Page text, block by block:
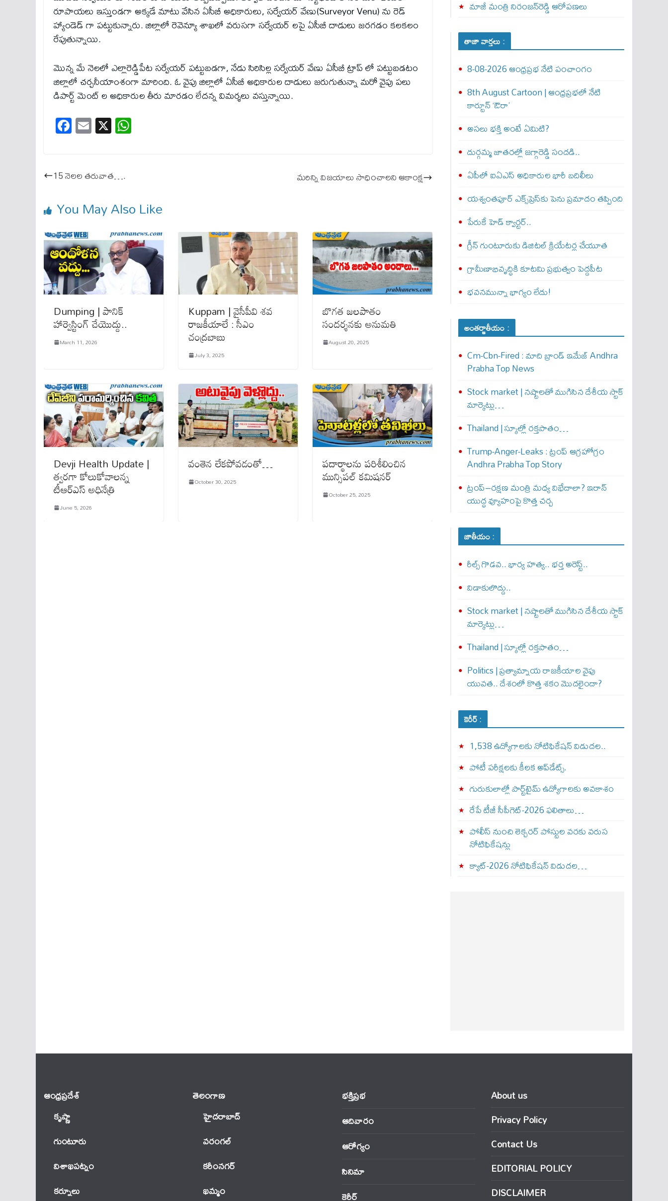
రూపాయలు ఇస్తుండగా అక్కడే మాటు వేసిన ఏసీబీ అధికారులు, సర్వేయర్ వేణు(Surveyor Venu) ను రెడ్
హ్యాండెడ్ గా పట్టుకున్నారు. జిల్లాలో రెవెన్యూ శాఖలో వరుసగా సర్వేయర్ లపై ఏసీబీ దాడులు జరగడం కలకలం
రేపుతున్నాయి.
మొన్న మే నెలలో ఎల్లారెడ్డిపేట సర్వేయర్ పట్టుబడగా, నేడు సిరిసిల్ల సర్వేయర్ వేణు ఏసీబీ ట్రాప్ లో పట్టుబ‌డటం
జిల్లాలో చర్చనీయాంశంగా మారింది. ఓ వైపు జిల్లాలో ఏసీబీ అధికారుల దాడులు జరుగుతున్నా మరో వైపు పలు
డిపార్ట్ మెంట్ ల అధికారుల తీరు మారడం లేదన్న విమర్శలు వస్తున్నాయి.
Fa
ce
ok
E
m
X
15 నెల‌ల త‌రువాత‌…. మ‌రిన్ని విజ‌యాలు సాధించాల‌ని ఆకాంక్ష‌
You May Also Like
Dumping | పానిక్
హార్వెస్టింగ్ చేయొద్దు..
March 11, 2026
Kuppam | వైసీపీవి శ‌వ
రాజ‌కీయాలే : సీఎం
చంద్రబాబు
July 3, 2025
బొగత జలపాతం
సందర్శనకు అనుమతి
August 20, 2025
Devji Health Update |
త్వరగా కోలుకోవాలన్న
టీఆర్ఎస్ అధినేత్రి
June 5, 2026
వంతెన లేక‌పోవ‌డంతో…
October 30, 2025
ప‌దార్థాల‌ను ప‌రిశీలించిన
మున్సిపల్ కమిషనర్
October 25, 2025
మాజీ మంత్రి నిరంజన్‌రెడ్డి ఆరోపణలు
తాజా వార్తలు :
8-08-2026 ఆంధ్రప్రభ నేటి పంచాంగం
8th August Cartoon | ఆంధ్రప్రభలో నేటి
కార్టూన్ ‘ఔరా’
అసలు భక్తి అంటే ఏమిటి?
దుర్గమ్మ జాతరల్లో జగ్గారెడ్డి సందడి..
ఏపీలో ఐఏఎస్ అధికారుల భారీ బదిలీలు
యశ్వంతపూర్ ఎక్స్‌ప్రెస్‌కు పెను ప్రమాదం తప్పింది
పేరుకే హెడ్ క్వార్టర్..
గ్రీన్ గుంటూరుకు డిజిటల్ క్రియేటర్ల చేయూత
గ్రామీణాభివృద్ధికి కూటమి ప్రభుత్వం పెద్దపీట
భవనమున్నా భాగ్యం లేదు!
అంతర్జాతీయం :
Cm-Cbn-Fired : మాది బ్రాండ్ ఇమేజ్ Andhra
Prabha Top News
Stock market | నష్టాలతో ముగిసిన దేశీయ స్టాక్
మార్కెట్లు…
Thailand | స్కూల్లో రక్తపాతం…
Trump-Anger-Leaks : ట్రంప్ ఆగ్ర‌హోగ్రం
Andhra Prabha Top Story
ట్రంప్–రక్షణ మంత్రి మధ్య విభేదాలా? ఇరాన్
యుద్ధ వ్యూహంపై కొత్త చర్చ
జాతీయం :
రీల్స్ గొడవ.. భార్య హత్య.. భర్త అరెస్ట్..
విడాకులొద్దు..
Stock market | నష్టాలతో ముగిసిన దేశీయ స్టాక్
మార్కెట్లు…
Thailand | స్కూల్లో రక్తపాతం…
Politics | ప్రత్యామ్నాయ రాజకీయాల వైపు
యువత.. దేశంలో కొత్త శకం మొదలైందా?
కెరీర్ :
1,538 ఉద్యోగాలకు నోటిఫికేషన్ విడుదల..
పోటీ పరీక్షలకు కీలక అప్‌డేట్స్.
గురుకులాల్లో పార్ట్‌టైమ్ ఉద్యోగాలకు అవకాశం
రేపే టీజీ సీపీగెట్‌-2026 ఫలితాలు…
పోలీస్ నుంచి లెక్చరర్ పోస్టుల వరకు వరుస
నోటిఫికేషన్లు
క్యాట్-2026 నోటిఫికేషన్ విడుదల…
ఆంధ్ర‌ప్ర‌దేశ్
కృష్ణా
గుంటూరు
విశాఖపట్నం
కర్నూలు
తెలంగాణ‌
హైదరాబాద్
వ‌రంగ‌ల్
కరీంనగర్
ఖ‌మ్మం
భక్తిప్రభ
ఆదివారం
ఆరోగ్యం
సినిమా
కెరీర్
About us
Privacy Policy
Contact Us
EDITORIAL POLICY
DISCLAIMER